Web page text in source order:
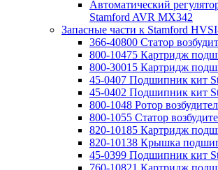
Автоматический
Stamford AVR MX342
Запасные части к Stamford
366-40800 Статор
800-10475 Картридж
800-30015 Картридж
45-0407 Подшипник кит
45-0402 Подшипник кит
800-1048 Ротор
800-1055 Статор
820-10185 Картридж
820-10138 Крышка
45-0399 Подшипник кит
760-10821 Картридж